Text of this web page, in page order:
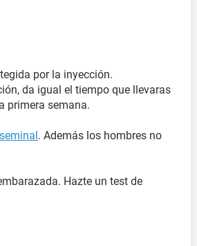
por la inyección.
da igual el tiempo que llevaras
primera semana.
. Además los hombres no
Hazte un test de